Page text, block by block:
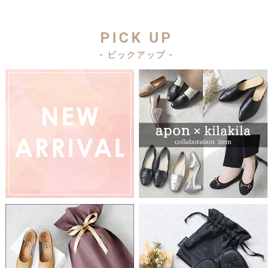
PICK UP
- ピックアップ -